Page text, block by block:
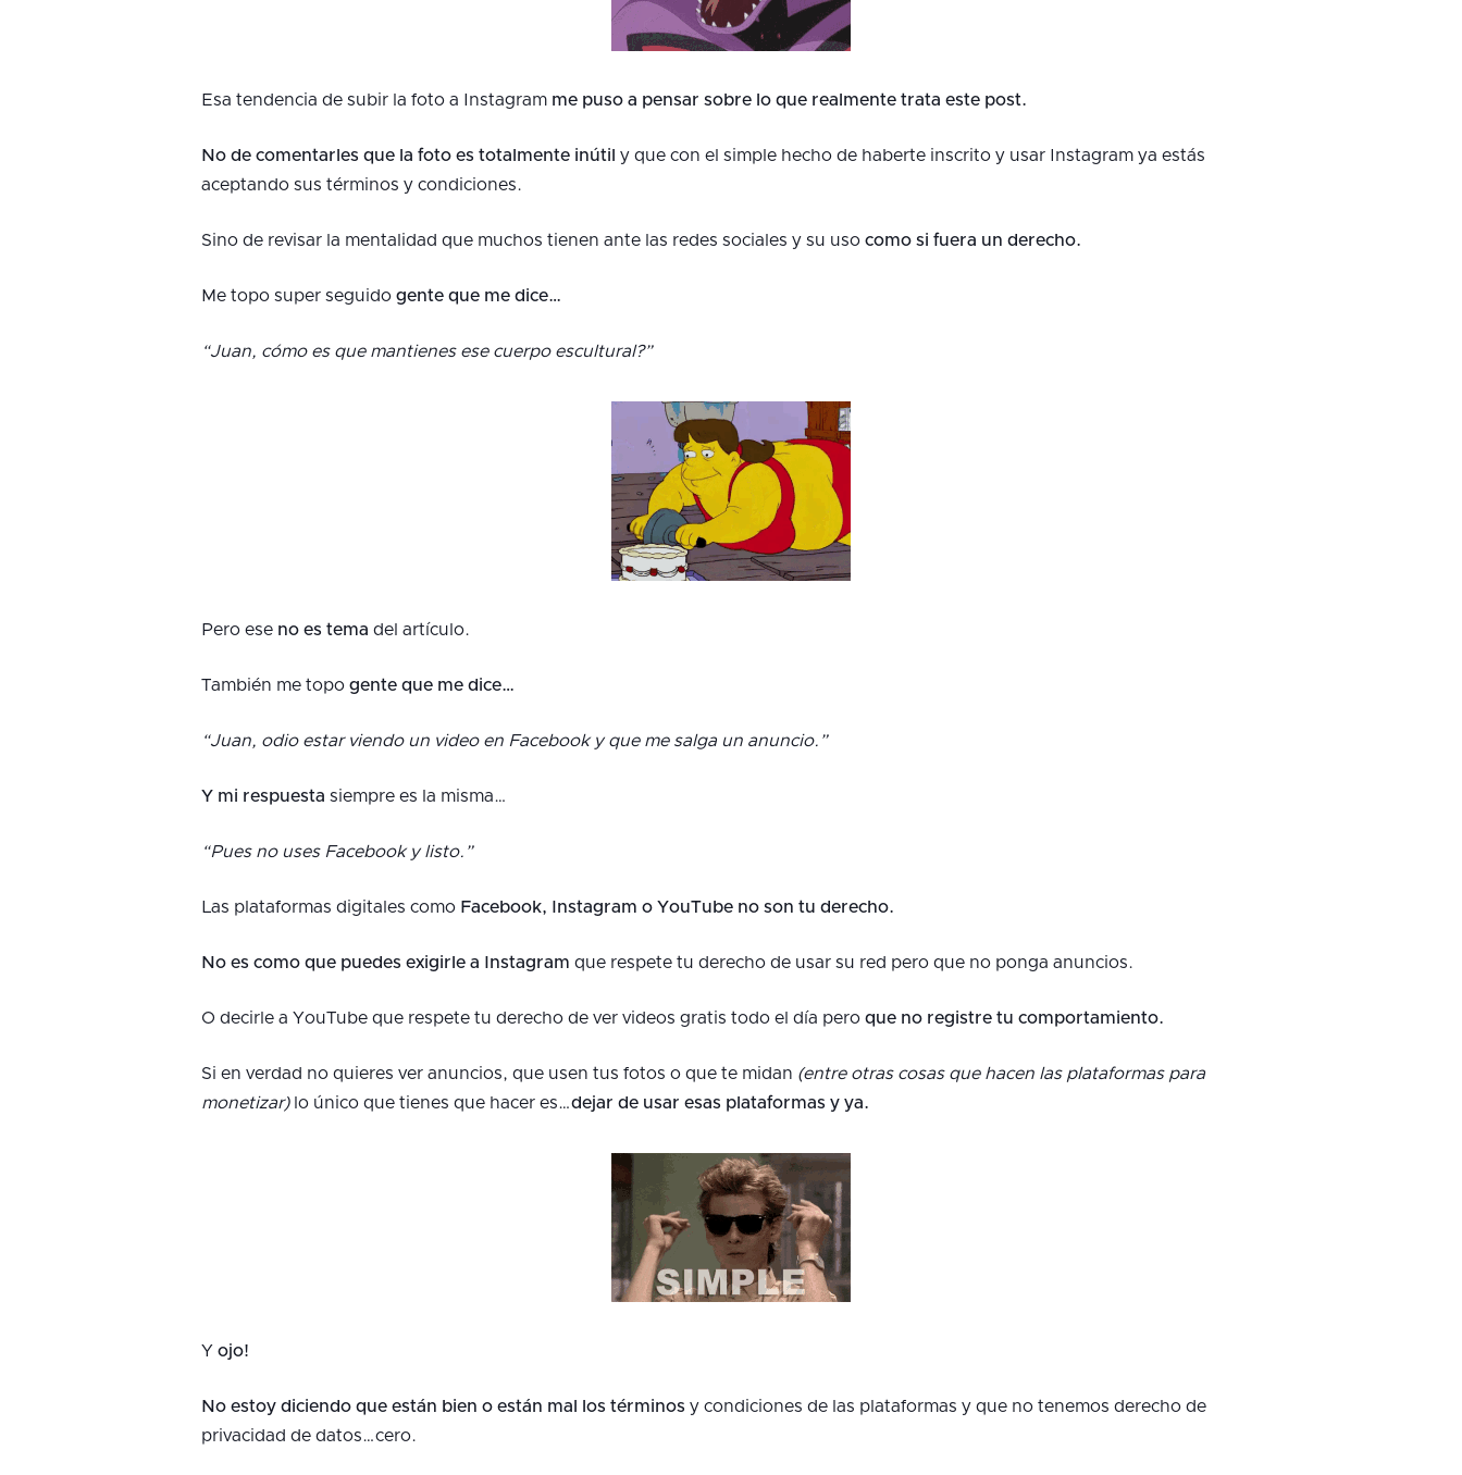
Esa tendencia de subir la foto a Instagram me puso a pensar sobre lo que realmente trata este post.
No de comentarles que la foto es totalmente inútil y que con el simple hecho de haberte inscrito y usar Instagram ya estás
aceptando sus términos y condiciones.
Sino de revisar la mentalidad que muchos tienen ante las redes sociales y su uso como si fuera un derecho.
Me topo super seguido gente que me dice…
“Juan, cómo es que mantienes ese cuerpo escultural?”
Pero ese no es tema del artículo.
También me topo gente que me dice…
“Juan, odio estar viendo un video en Facebook y que me salga un anuncio.”
Y mi respuesta siempre es la misma…
“Pues no uses Facebook y listo.”
Las plataformas digitales como Facebook, Instagram o YouTube no son tu derecho.
No es como que puedes exigirle a Instagram que respete tu derecho de usar su red pero que no ponga anuncios.
O decirle a YouTube que respete tu derecho de ver videos gratis todo el día pero que no registre tu comportamiento.
Si en verdad no quieres ver anuncios, que usen tus fotos o que te midan (entre otras cosas que hacen las plataformas para
monetizar)lo único que tienes que hacer es…dejar de usar esas plataformas y ya.
Y ojo!
No estoy diciendo que están bien o están mal los términos y condiciones de las plataformas y que no tenemos derecho de
privacidad de datos…cero.